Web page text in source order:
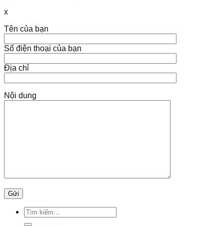
x
Tên của bạn
Số điện thoại của bạn
Địa chỉ
Nội dung
Tìm
kiếm: